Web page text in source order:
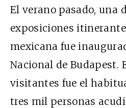
El verano pasado, una
exposiciones
mexicana fue
Nacional de Budapest.
visitantes fue el
tres mil personas